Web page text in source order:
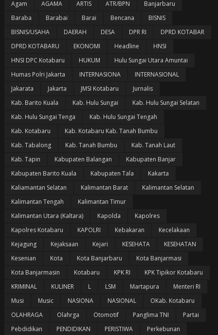
Agam AGAMA ARTIS ATR/BPN
Banjarbaru
Baraba
Barabai Barai Bencana
BISNIS
BISNIS/USAHA
DAERAH DESA DPR RI
DPRD KOTABAR
DPRD KOTABARU
EKONOMI Headline
HNSI
HNSI DPC Kotabaru
HUKUM
Hulu Sungai Utara Amuntai
Humas Polri Jakarta
INTERNASIONA
INTERNASIONAL
Jakarata
Jakarta JMSI Kotabaru
Jurnalis
Kab. Barito Kuala
Kab. Hulu Sungai
Kab. Hulu Sungai Selatan
Kab. Hulu Sungai Tenga
Kab. Hulu Sungai Tengah
Kab. Kotabaru
Kab. Kotabaru Kab. Tanah Bumbu
Kab. Tabalong
Kab. Tanah Bumbu
Kab. Tanah Laut
Kab. Tapin
Kabupaten Balangan
Kabupaten Banjar
Kabupaten Barito Kuala
Kabupaten Tala
Kakarta
Kaliamantan Selatan
Kalimantan Barat
Kalimantan Selatan
Kalimantan Tengah
Kalimantan Timur
Kalimantan Utara (Kaltara)
Kapolda
Kapolres
Kapolres Kotabaru
KAPOLRI Kebakaran
Kecelakaan
Kejagung
Kejaksaan Kejari KESEHATA
KESEHATAN
Kesenian
Kota Kota Banjarbaru
Kota Banjarmasi
Kota Banjarmasin
Kotabaru KPK RI
KPK Tipikor Kotabaru
KRIMINAL
KULINER L LSM Martapura
Menteri RI
Musi
Music NASIONA NASIONAL
OKab. Kotabaru
OLAHRAGA
Olahrga Otomotif Panglima TNI
Partai
Pebdidikan
PENDIDIKAN PERISTIWA
Perkebunan